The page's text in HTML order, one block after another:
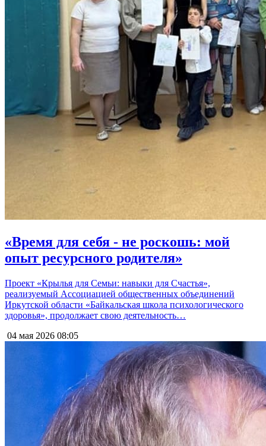
«Время для себя - не роскошь: мой
опыт ресурсного родителя»
Проект «Крылья для Семьи: навыки для Счастья»,
реализуемый Ассоциацией общественных объединений
Иркутской области «Байкальская школа психологического
здоровья», продолжает свою деятельность…
04 мая 2026 08:05